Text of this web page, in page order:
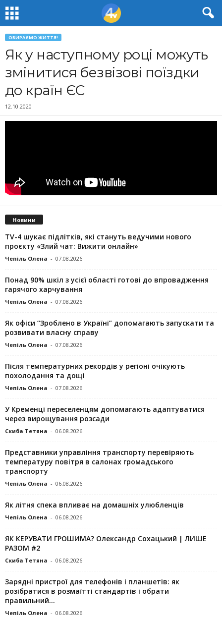
ОБИРАЄМО ЖИТТЯ!
Як у наступному році можуть
змінитися безвізові поїздки
до країн ЄС
12.10.2020
Новини
TV-4 шукає підлітків, які стануть ведучими нового
проєкту «Злий чат: Вижити онлайн»
Чепіль Олена - 07.08.2026
Понад 90% шкіл з усієї області готові до впровадження
гарячого харчування
Чепіль Олена - 07.08.2026
Як офіси “Зроблено в Україні” допомагають запускaти та
розвивати власну справу
Чепіль Олена - 07.08.2026
Після температурних рекордів у регіоні очікують
похолодання та дощі
Чепіль Олена - 07.08.2026
У Кременці переселенцям допомагають адаптуватися
через вирощування розсади
Скиба Тетяна - 06.08.2026
Представники управління транспорту перевіряють
температуру повітря в салонах громадського
транспорту
Чепіль Олена - 06.08.2026
Як літня спека впливає на домашніх улюбленців
Чепіль Олена - 06.08.2026
ЯК КЕРУВАТИ ГРОШИМА? Олександр Сохацький | ЛИШЕ
РАЗОМ #2
Скиба Тетяна - 06.08.2026
Зарядні пристрої для телефонів і планшетів: як
розібратися в розмаїтті стандартів і обрати
правильний...
Чепіль Олена - 06.08.2026